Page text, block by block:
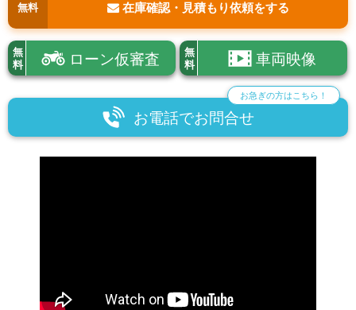
無料 在庫確認・見積もり依頼をする
無
料
ローン仮審査
無
料
車両映像
お電話でお問合せ
お急ぎの方はこちら！